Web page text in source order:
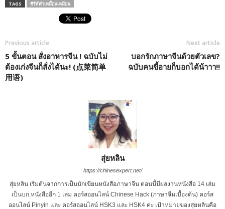
TAGS ซีรีส์คำเหมื๊อนเหมือน
Previous article
5 ขั้นตอน สั่งอาหารจีน ! ฉบับไม่
ต้องเก่งจีนก็สั่งได้นะ! (点菜简单
用语)
Next article
บอกรักภาษาจีนด้วยตัวเลข?
ฉบับคนขี้อายก็บอกได้น้าาา!!
สุ่ยหลิน
https://chinesexpert.net/
สุ่ยหลิน เริ่มต้นจากการเป็นนักเขียนหนังสือภาษาจีน ตอนนี้มีผลงานหนังสือ 14 เล่ม
เป็นบก.หนังสืออีก 1 เล่ม คอร์สออนไลน์ Chinese Hack (ภาษาจีนเบื้องต้น) คอร์ส
ออนไลน์ Pinyin และ คอร์สออนไลน์ HSK3 และ HSK4 ค่ะ เป้าหมายของสุ่ยหลินคือ